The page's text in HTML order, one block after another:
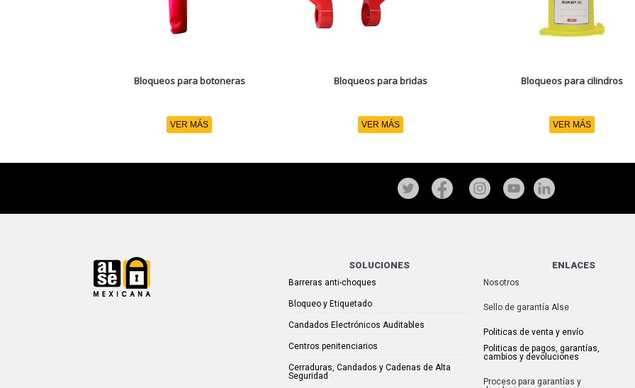
Bloqueos para botoneras
VER MÁS
Bloqueos para bridas
VER MÁS
Bloqueos para cilindros
VER MÁS
SOLUCIONES
Barreras anti-choques
Bloqueo y Etiquetado
Candados Electrónicos Auditables
Centros penitenciarios
Cerraduras, Candados y Cadenas de Alta
Seguridad
ENLACES
Nosotros
Sello de garantía Alse
Politicas de venta y envío
Politicas de pagos, garantías,
cambios y devoluciones
Proceso para garantías y